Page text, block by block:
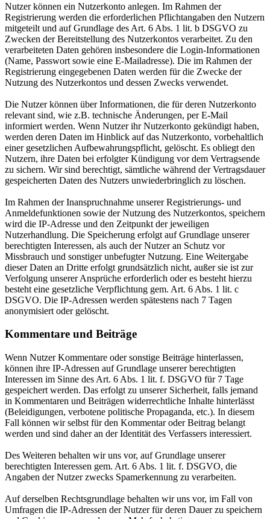
Nutzer können ein Nutzerkonto anlegen. Im Rahmen der
Registrierung werden die erforderlichen Pflichtangaben den Nutzern
mitgeteilt und auf Grundlage des Art. 6 Abs. 1 lit. b DSGVO zu
Zwecken der Bereitstellung des Nutzerkontos verarbeitet. Zu den
verarbeiteten Daten gehören insbesondere die Login-Informationen
(Name, Passwort sowie eine E-Mailadresse). Die im Rahmen der
Registrierung eingegebenen Daten werden für die Zwecke der
Nutzung des Nutzerkontos und dessen Zwecks verwendet.
Die Nutzer können über Informationen, die für deren Nutzerkonto
relevant sind, wie z.B. technische Änderungen, per E-Mail
informiert werden. Wenn Nutzer ihr Nutzerkonto gekündigt haben,
werden deren Daten im Hinblick auf das Nutzerkonto, vorbehaltlich
einer gesetzlichen Aufbewahrungspflicht, gelöscht. Es obliegt den
Nutzern, ihre Daten bei erfolgter Kündigung vor dem Vertragsende
zu sichern. Wir sind berechtigt, sämtliche während der Vertragsdauer
gespeicherten Daten des Nutzers unwiederbringlich zu löschen.
Im Rahmen der Inanspruchnahme unserer Registrierungs- und
Anmeldefunktionen sowie der Nutzung des Nutzerkontos, speichern
wird die IP-Adresse und den Zeitpunkt der jeweiligen
Nutzerhandlung. Die Speicherung erfolgt auf Grundlage unserer
berechtigten Interessen, als auch der Nutzer an Schutz vor
Missbrauch und sonstiger unbefugter Nutzung. Eine Weitergabe
dieser Daten an Dritte erfolgt grundsätzlich nicht, außer sie ist zur
Verfolgung unserer Ansprüche erforderlich oder es besteht hierzu
besteht eine gesetzliche Verpflichtung gem. Art. 6 Abs. 1 lit. c
DSGVO. Die IP-Adressen werden spätestens nach 7 Tagen
anonymisiert oder gelöscht.
Kommentare und Beiträge
Wenn Nutzer Kommentare oder sonstige Beiträge hinterlassen,
können ihre IP-Adressen auf Grundlage unserer berechtigten
Interessen im Sinne des Art. 6 Abs. 1 lit. f. DSGVO für 7 Tage
gespeichert werden. Das erfolgt zu unserer Sicherheit, falls jemand
in Kommentaren und Beiträgen widerrechtliche Inhalte hinterlässt
(Beleidigungen, verbotene politische Propaganda, etc.). In diesem
Fall können wir selbst für den Kommentar oder Beitrag belangt
werden und sind daher an der Identität des Verfassers interessiert.
Des Weiteren behalten wir uns vor, auf Grundlage unserer
berechtigten Interessen gem. Art. 6 Abs. 1 lit. f. DSGVO, die
Angaben der Nutzer zwecks Spamerkennung zu verarbeiten.
Auf derselben Rechtsgrundlage behalten wir uns vor, im Fall von
Umfragen die IP-Adressen der Nutzer für deren Dauer zu speichern